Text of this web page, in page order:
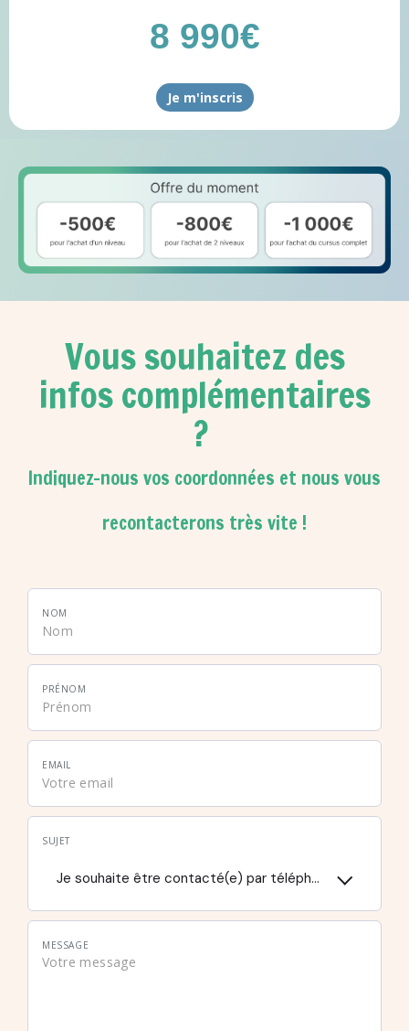
8 990€
Je m'inscris
Vous souhaitez des
infos complémentaires
?
Indiquez-nous vos coordonnées et nous vous
recontacterons très vite !
NOM
PRÉNOM
EMAIL
SUJET
Je souhaite être contacté(e) par téléphone
MESSAGE